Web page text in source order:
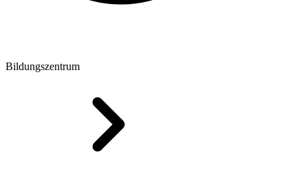
Bildungszentrum